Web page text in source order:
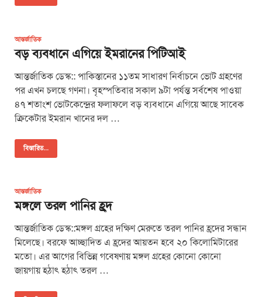
আন্তর্জাতিক
বড় ব্যবধানে এগিয়ে ইমরানের পিটিআই
আন্তর্জাতিক ডেস্ক:: পাকিস্তানের ১১তম সাধারণ নির্বাচনে ভোট গ্রহণের
পর এখন চলছে গণনা। বৃহস্পতিবার সকাল ৯টা পর্যন্ত সর্বশেষ পাওয়া
৪৭ শতাংশ ভোটকেন্দ্রের ফলাফলে বড় ব্যবধানে এগিয়ে আছে সাবেক
ক্রিকেটার ইমরান খানের দল …
বিস্তারিত...
আন্তর্জাতিক
মঙ্গলে তরল পানির হ্রদ
আন্তর্জাতিক ডেস্ক::মঙ্গল গ্রহের দক্ষিণ মেরুতে তরল পানির হ্রদের সন্ধান
মিলেছে। বরফে আচ্ছাদিত এ হ্রদের আয়তন হবে ২০ কিলোমিটারের
মতো। এর আগের বিভিন্ন গবেষণায় মঙ্গল গ্রহের কোনো কোনো
জায়গায় হঠাৎ হঠাৎ তরল …